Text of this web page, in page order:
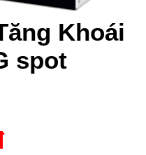
Khoái
spot